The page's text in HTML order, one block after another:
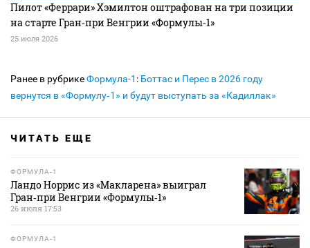
Пилот «Феррари» Хэмилтон оштрафован на три позиции
на старте Гран‑при Венгрии «Формулы‑1»
25 июля 2026
Ранее в рубрикеФормула-1 : Боттас и Перес в 2026 году
вернутся в «Формулу‑1» и будут выступать за «Кадиллак»
ЧИТАТЬ ЕЩЕ
ФОРМУЛА-1
Ландо Норрис из «Макларена» выиграл
Гран‑при Венгрии «Формулы‑1»
26 июля 17:53
ФОРМУЛА-1